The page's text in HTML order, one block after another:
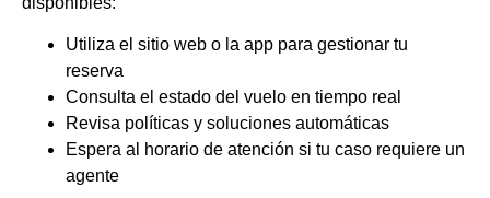
Utiliza el sitio web o la app para gestionar tu
reserva
Consulta el estado del vuelo en tiempo real
Revisa políticas y soluciones automáticas
Espera al horario de atención si tu caso requiere un
agente